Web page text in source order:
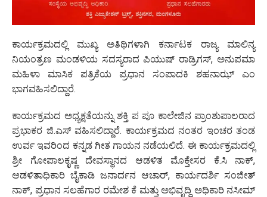
ಕಾರ್ಯಕ್ರಮದಲ್ಲಿ ಮುಖ್ಯ ಅತಿಥಿಗಳಾಗಿ ಕರ್ನಾಟಕ ರಾಜ್ಯ ಮಾಲಿನ್ಯ
ನಿಯಂತ್ರಣ ಮಂಡಳಿಯ ಸದಸ್ಯರಾದ ಪಿಯುಷ್ ರಾಡ್ರಿಗಸ್, ಅನುಪಮಾ
ಮಹಿಳಾ ಮಾಸಿಕ ಪತ್ರಿಕೆಯ ಪ್ರಧಾನ ಸಂಪಾದಕಿ ಶಹನಾಝ್ ಎಂ
ಭಾಗವಹಿಸಲಿದ್ದಾರೆ.
ಕಾರ್ಯಕ್ರಮದ ಅಧ್ಯಕ್ಷತೆಯನ್ನು ಶಕ್ತಿ ಪ ಪೂ ಕಾಲೇಜಿನ ಪ್ರಾಂಶುಪಾಲರಾದ
ಪ್ರಭಾಕರ ಜಿ.ಎಸ್ ವಹಿಸಲಿದ್ದಾರೆ. ಕಾರ್ಯಕ್ರಮದ ನಂತರ ಇಂಚರ ತಂಡ
ಉರ್ವ ಇವರಿಂದ ಕನ್ನಡ ಗೀತ ಗಾಯನ ನಡೆಯಲಿದೆ. ಈ ಕಾರ್ಯಕ್ರಮದಲ್ಲಿ
ಶ್ರೀ ಗೋಪಾಲಕೃಷ್ಣ ದೇವಸ್ಥಾನದ ಆಡಳಿತ ಮೊಕ್ತೇಸರ ಕೆ.ಸಿ ನಾಕ್,
ಆಡಳಿತಾಧಿಕಾರಿ ಬೈಕಾಡಿ ಜನಾರ್ದನ ಆಚಾರ್, ಕಾರ್ಯದರ್ಶಿ ಸಂಜೀತ್
ನಾಕ್, ಪ್ರಧಾನ ಸಲಹೆಗಾರ ರಮೇಶ ಕೆ ಮತ್ತು ಅಭಿವೃದ್ಧಿ ಅಧಿಕಾರಿ ನಸೀಮ್